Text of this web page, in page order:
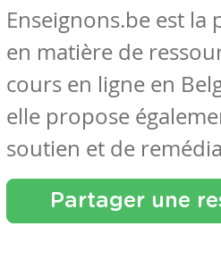
Enseignons.be est
en matière de
cours en ligne en
elle propose
soutien et de
Partager une